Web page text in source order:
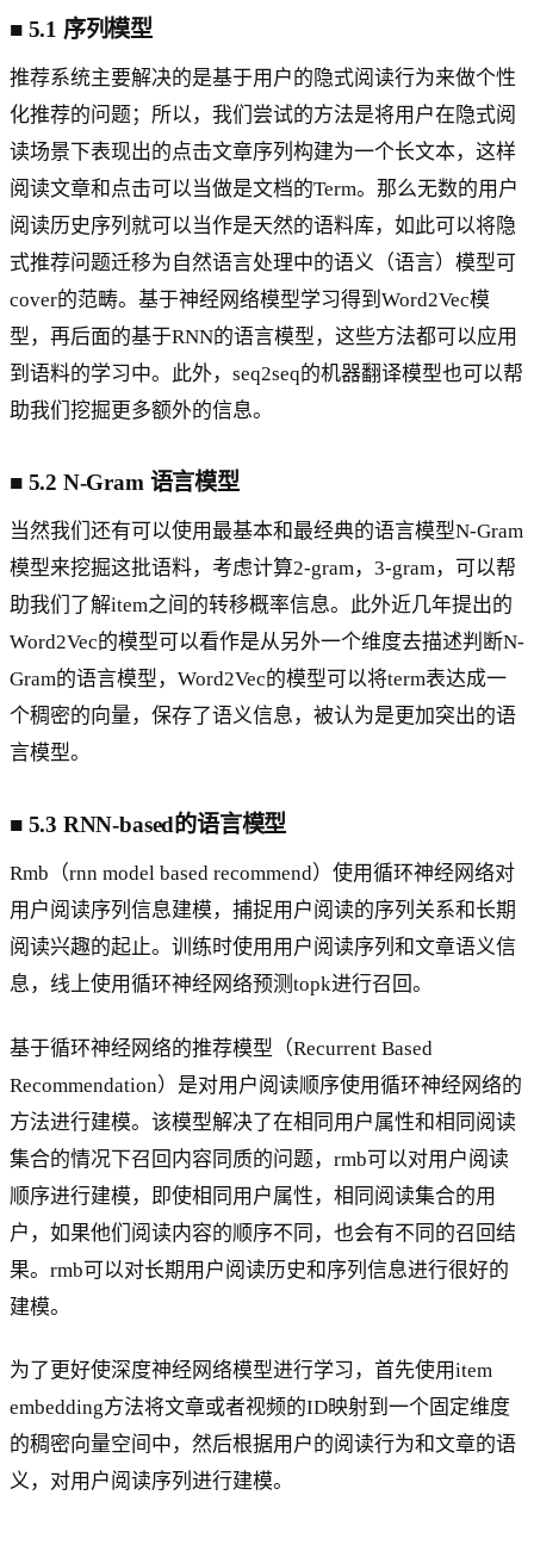
■ 5.1 序列模型
推荐系统主要解决的是基于用户的隐式阅读行为来做个性
化推荐的问题；所以，我们尝试的方法是将用户在隐式阅
读场景下表现出的点击文章序列构建为一个长文本，这样
阅读文章和点击可以当做是文档的Term。那么无数的用户
阅读历史序列就可以当作是天然的语料库，如此可以将隐
式推荐问题迁移为自然语言处理中的语义（语言）模型可
cover的范畴。基于神经网络模型学习得到Word2Vec模
型，再后面的基于RNN的语言模型，这些方法都可以应用
到语料的学习中。此外，seq2seq的机器翻译模型也可以帮
助我们挖掘更多额外的信息。
■ 5.2 N-Gram 语言模型
当然我们还有可以使用最基本和最经典的语言模型N-Gram
模型来挖掘这批语料，考虑计算2-gram，3-gram，可以帮
助我们了解item之间的转移概率信息。此外近几年提出的
Word2Vec的模型可以看作是从另外一个维度去描述判断N-
Gram的语言模型，Word2Vec的模型可以将term表达成一
个稠密的向量，保存了语义信息，被认为是更加突出的语
言模型。
■ 5.3 RNN-based的语言模型
Rmb（rnn model based recommend）使用循环神经网络对
用户阅读序列信息建模，捕捉用户阅读的序列关系和长期
阅读兴趣的起止。训练时使用用户阅读序列和文章语义信
息，线上使用循环神经网络预测topk进行召回。
基于循环神经网络的推荐模型（Recurrent Based
Recommendation）是对用户阅读顺序使用循环神经网络的
方法进行建模。该模型解决了在相同用户属性和相同阅读
集合的情况下召回内容同质的问题，rmb可以对用户阅读
顺序进行建模，即使相同用户属性，相同阅读集合的用
户，如果他们阅读内容的顺序不同，也会有不同的召回结
果。rmb可以对长期用户阅读历史和序列信息进行很好的
建模。
为了更好使深度神经网络模型进行学习，首先使用item
embedding方法将文章或者视频的ID映射到一个固定维度
的稠密向量空间中，然后根据用户的阅读行为和文章的语
义，对用户阅读序列进行建模。